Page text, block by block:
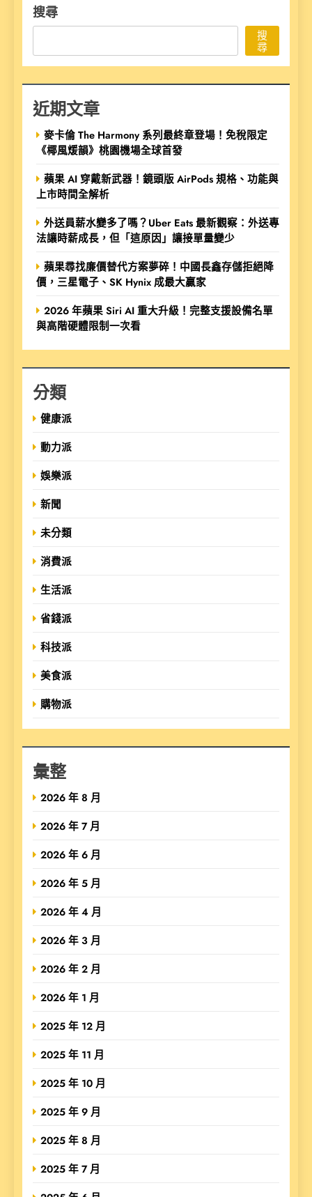
搜尋
搜
尋
近期文章
麥卡倫 The Harmony 系列最終章登場！免稅限定
《椰風煖韻》桃園機場全球首發
蘋果 AI 穿戴新武器！鏡頭版 AirPods 規格、功能與
上市時間全解析
外送員薪水變多了嗎？Uber Eats 最新觀察：外送專
法讓時薪成長，但「這原因」讓接單量變少
蘋果尋找廉價替代方案夢碎！中國長鑫存儲拒絕降
價，三星電子、SK Hynix 成最大贏家
2026 年蘋果 Siri AI 重大升級！完整支援設備名單
與高階硬體限制一次看
分類
健康派
動力派
娛樂派
新聞
未分類
消費派
生活派
省錢派
科技派
美食派
購物派
彙整
2026 年 8 月
2026 年 7 月
2026 年 6 月
2026 年 5 月
2026 年 4 月
2026 年 3 月
2026 年 2 月
2026 年 1 月
2025 年 12 月
2025 年 11 月
2025 年 10 月
2025 年 9 月
2025 年 8 月
2025 年 7 月